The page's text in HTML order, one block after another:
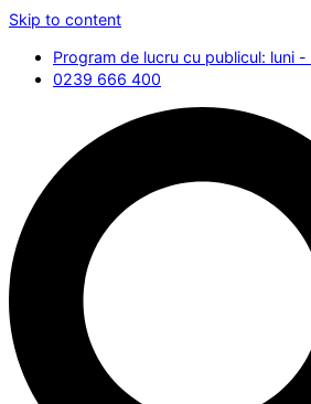
Skip to content
Program de lucru cu publicul: luni
0239 666 400